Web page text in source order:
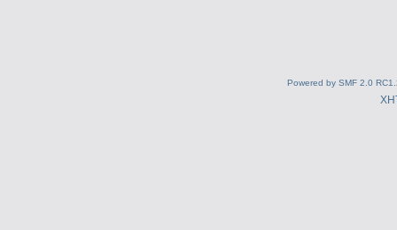
Powered by SMF 2.0